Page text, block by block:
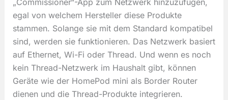
„Commissioner“-App zum Netzwerk hinzuzufügen,
egal von welchem Hersteller diese Produkte
stammen. Solange sie mit dem Standard kompatibel
sind, werden sie funktionieren. Das Netzwerk basiert
auf Ethernet, Wi-Fi oder Thread. Und wenn es noch
kein Thread-Netzwerk im Haushalt gibt, können
Geräte wie der HomePod mini als Border Router
dienen und die Thread-Produkte integrieren.